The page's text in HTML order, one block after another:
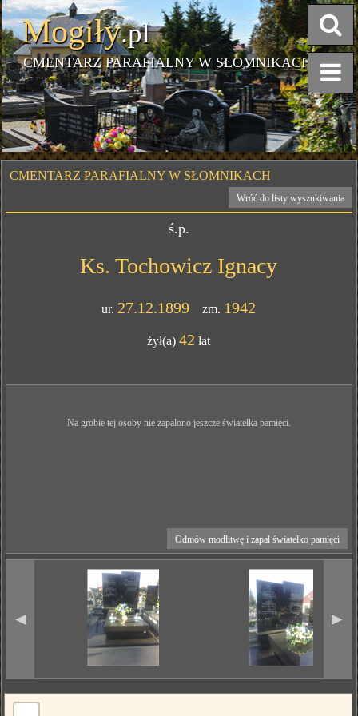
Mogiły.pl
CMENTARZ PARAFIALNY W SŁOMNIKACH
CMENTARZ PARAFIALNY W SŁOMNIKACH
Wróć do listy wyszukiwania
ś.p.
Ks. Tochowicz Ignacy
ur. 27.12.1899 zm. 1942
żył(a)42 lat
Na grobie tej osoby nie zapalono jeszcze światełka pamięci.
Odmów modlitwę i zapal światełko pamięci
◄ ►